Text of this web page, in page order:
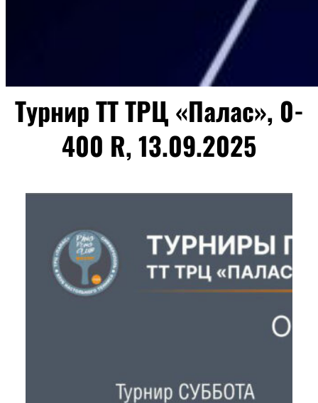
Турнир ТТ ТРЦ «Палас», 0-
400 R, 13.09.2025